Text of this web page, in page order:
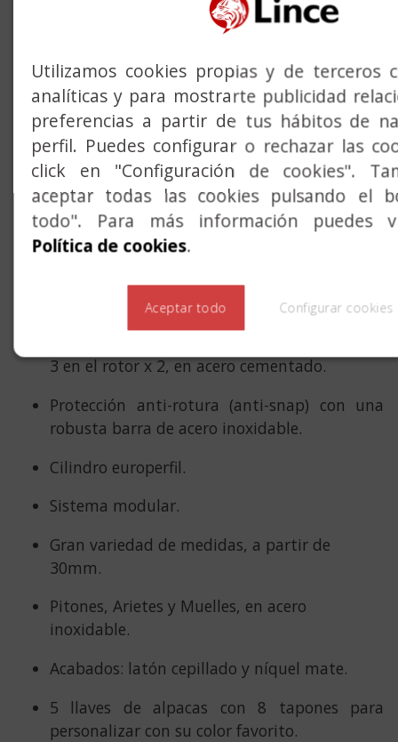
, se suministra con 5 llaves
CARACTERÍSTICAS
Alta tecnología en una llave: sistema mixto
de pitones y regata.
Triple bloqueo con patente Lince.
18 elementos móviles de bloqueo.
Más de 50 millones de combinaciones.
3 en el rotor x 2, en acero cementado.
Protección anti-rotura (anti-snap) con una
robusta barra de acero inoxidable.
Cilindro europerfil.
Sistema modular.
Gran variedad de medidas, a partir de
30mm.
Pitones, Arietes y Muelles, en acero
inoxidable.
Acabados: latón cepillado y níquel mate.
5 llaves de alpacas con 8 tapones para
personalizar con su color favorito.
Utilizamos cookies propias y de terceros
analíticas y para mostrarte publicidad
preferencias a partir de tus hábitos de
perfil. Puedes configurar o rechazar las
click en "Configuración de cookies".
aceptar todas las cookies pulsando el
todo". Para más información puedes
Política de cookies.
Aceptar todo Configurar cookies